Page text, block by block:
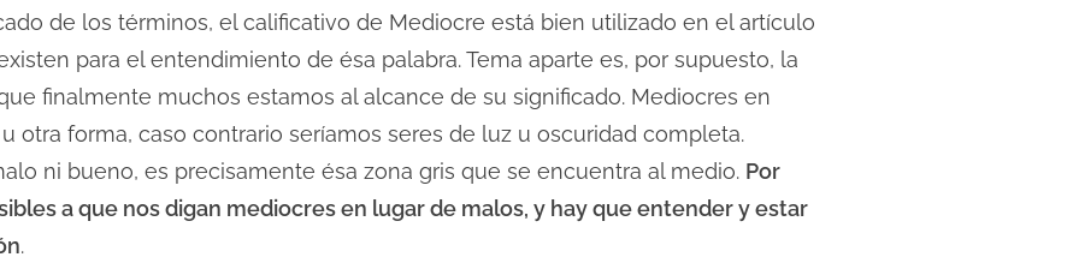
de los términos, el calificativo de Mediocre está bien utilizado en el artículo
para el entendimiento de ésa palabra. Tema aparte es, por supuesto, la
finalmente muchos estamos al alcance de su significado. Mediocres en
otra forma, caso contrario seríamos seres de luz u oscuridad completa.
ni bueno, es precisamente ésa zona gris que se encuentra al medio. Por
a que nos digan mediocres en lugar de malos, y hay que entender y estar
.